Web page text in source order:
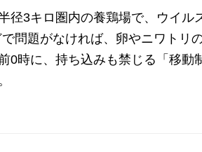
3キロ圏内の養鶏場で、ウイル
問題がなければ、卵やニワトリ
0時に、持ち込みも禁じる「移動